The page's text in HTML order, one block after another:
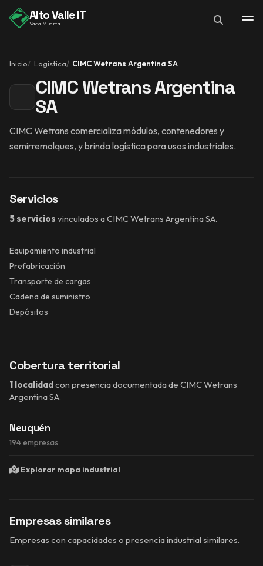
Alto Valle IT
Vaca Muerta
Inicio Logística CIMC Wetrans Argentina SA
CIMC Wetrans Argentina
SA
CIMC Wetrans comercializa módulos, contenedores y
semirremolques, y brinda logística para usos industriales.
Servicios
5 servicios vinculados a CIMC Wetrans Argentina SA.
Equipamiento industrial
Prefabricación
Transporte de cargas
Cadena de suministro
Depósitos
Cobertura territorial
1 localidadcon presencia documentada de CIMC Wetrans
Argentina SA.
Neuquén
194 empresas
Explorar mapa industrial
Empresas similares
Empresas con capacidades o presencia industrial similares.